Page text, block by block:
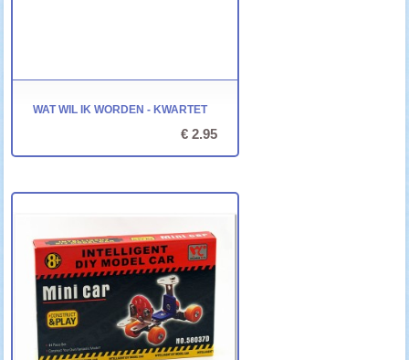
WAT WIL IK WORDEN - KWARTET
€ 2.95